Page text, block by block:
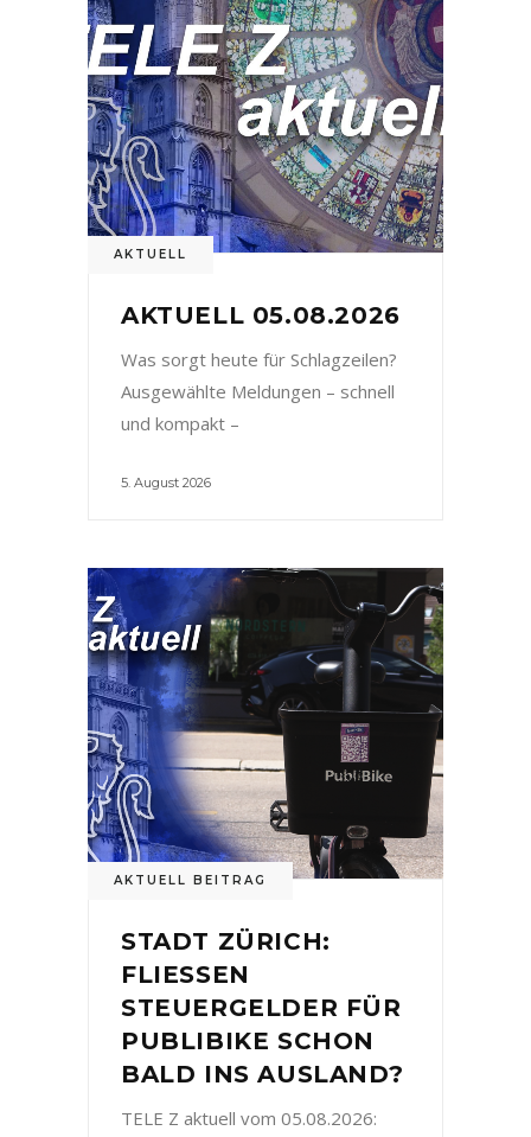
AKTUELL
AKTUELL 05.08.2026
Was sorgt heute für Schlagzeilen?
Ausgewählte Meldungen – schnell
und kompakt –
5. August 2026
AKTUELL BEITRAG
STADT ZÜRICH:
FLIESSEN
STEUERGELDER FÜR
PUBLIBIKE SCHON
BALD INS AUSLAND?
TELE Z aktuell vom 05.08.2026: